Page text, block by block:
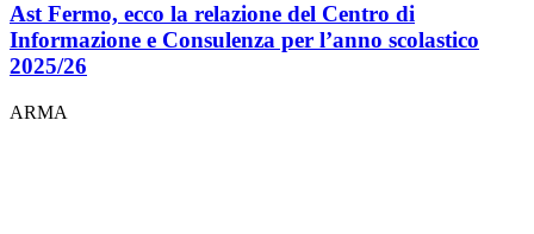
Ast Fermo, ecco la relazione del Centro di
Informazione e Consulenza per l’anno scolastico
2025/26
ARMA